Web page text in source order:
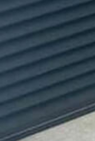
Øvrigt